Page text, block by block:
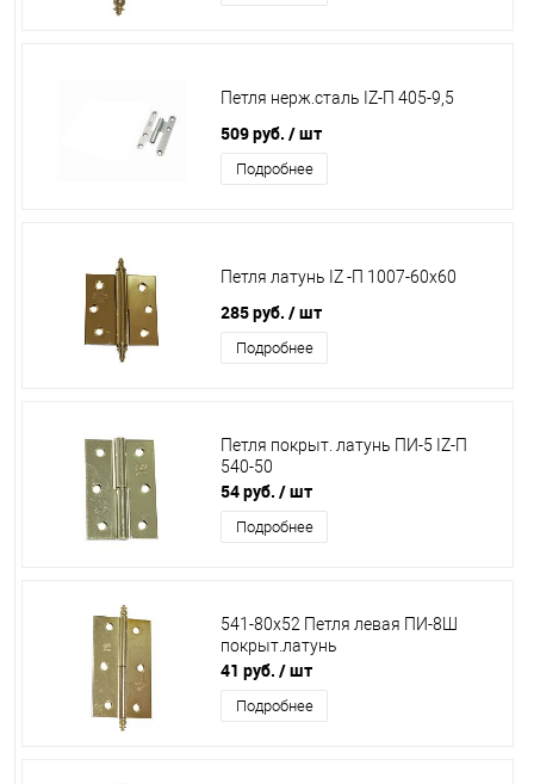
Петля нерж.сталь IZ-П 405-9,5
509 руб. / шт
Подробнее
Петля латунь IZ -П 1007-60х60
285 руб. / шт
Подробнее
Петля покрыт. латунь ПИ-5 IZ-П
540-50
54 руб. / шт
Подробнее
541-80х52 Петля левая ПИ-8Ш
покрыт.латунь
41 руб. / шт
Подробнее